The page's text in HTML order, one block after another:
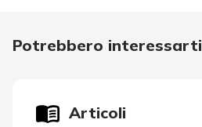
Potrebbero interessarti
Articoli